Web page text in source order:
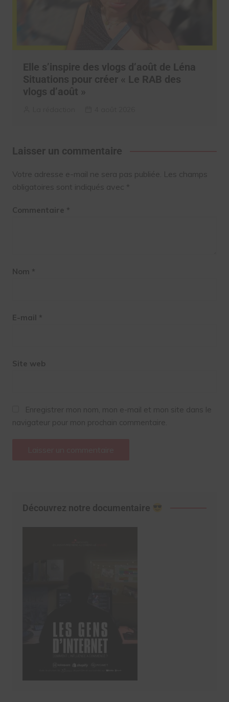
Elle s’inspire des vlogs d’août de Léna
Situations pour créer « Le RAB des
vlogs d’août »
Laisser un commentaire
Votre adresse e-mail ne sera pas publiée. Les champs
obligatoires sont indiqués avec *
Commentaire *
Nom *
E-mail *
Site web
Enregistrer mon nom, mon e-mail et mon site dans le
navigateur pour mon prochain commentaire.
Découvrez notre documentaire